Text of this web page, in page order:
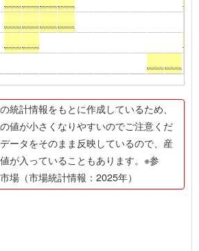
統計情報をもとに作成しているため、
値が小さくなりやすいのでご注意くだ
ータをそのまま反映しているので、産
が入っていることもあります。※参
場（市場統計情報：2025年）